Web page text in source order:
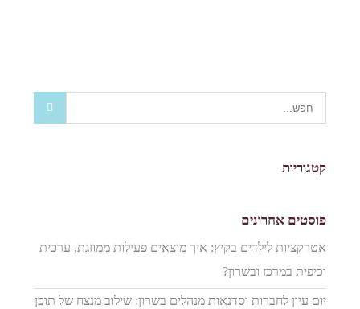
קטגוריות
פוסטים אחרונים
אטרקציות לילדים בקיץ: איך מוצאים פעילות ממוזגת, ערכית
וכיפית במרכז ובשרון?
יום עיון לחברות וסדנאות מנהלים בשרון: שילוב מנצח של תוכן